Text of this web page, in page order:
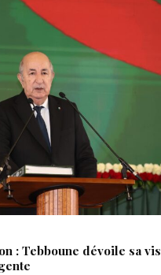
: Tebboune dévoile sa